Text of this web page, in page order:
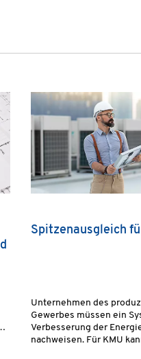
Spitzenausgleich
Unternehmen des
Gewerbes müssen ein
Verbesserung der
nachweisen. Für KMU